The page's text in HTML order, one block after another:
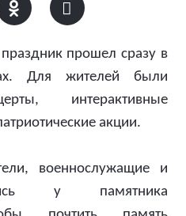
прошел сразу в
Для жителей были
интерактивные
акции.
военнослужащие и
у памятника